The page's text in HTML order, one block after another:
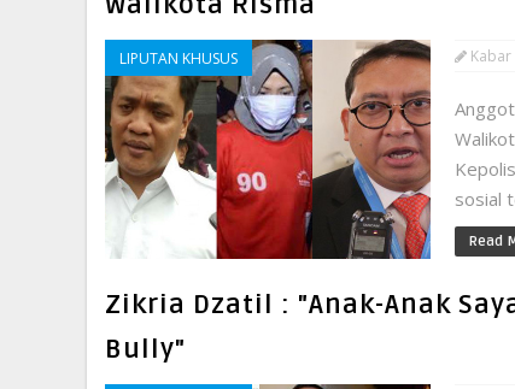
LIPUTAN KHUSUS Kabar
sosial
Read
Zikria Dzatil : "Anak-Anak
Bully"